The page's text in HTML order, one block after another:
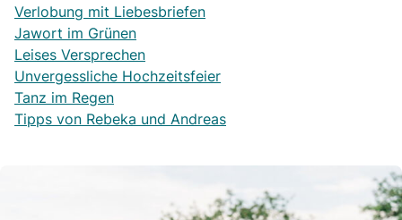
Verlobung mit Liebesbriefen
Jawort im Grünen
Leises Versprechen
Unvergessliche Hochzeitsfeier
Tanz im Regen
Tipps von Rebeka und Andreas